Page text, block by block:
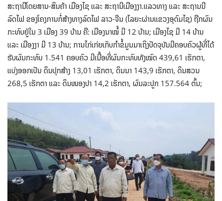
ສະຖານີໂດຍສານ-ສິນຄ້າ ເມືອງໄຊ ແລະ ສະຖານີເມືອງງາ.ແລວທາງ ແລະ ສະຖານນີ
ລົດໄຟ ຂອງໂຄງການກໍ່ສ້າງທາງລົດໄຟ ລາວ-ຈີນ (ໄລຍະຜ່ານແຂວງອຸດົມໄຊ) ຖືກຜົນ
ກະທົບຢູ່ໃນ 3 ເມືອງ 39 ບ້ານ ຄື: ເມືອງນາໝໍ້ ມີ 12 ບ້ານ; ເມືອງໄຊ ມີ 14 ບ້ານ
ແລະ ເມືອງງາ ມີ 13 ບ້ານ; ການໄກ່ເກ່ຍເກັບກໍາຂໍ້ມູນມາເຖິງປັດຈຸບັນມີຄອບຄົວຜູ້ທີ່ໄດ້
ຮັບຜົນກະທົບ 1.541 ຄອບຄົວ ມີເນື້ອທີ່ຜົນກະທົບທັງໝົດ 439,61 ເຮັກຕາ,
ແບ່ງອອກເປັນ ດິນປຸກສ້າງ 13,01 ເຮັກຕາ, ດິນນາ 143,9 ເຮັກຕາ, ດິນສວນ
268,5 ເຮັກຕາ ແລະ ດິນໜອງປາ 14,2 ເຮັກຕາ, ຜົນລະປູກ 157.564 ຕົ້ນ;